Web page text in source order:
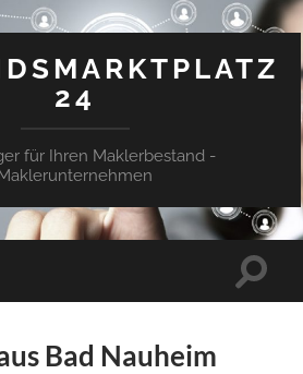
24
für Ihren Maklerbestand -
Bad Nauheim